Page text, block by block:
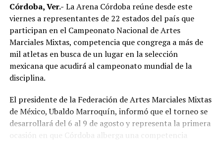
Córdoba, Ver.- La Arena Córdoba reúne desde este
viernes a representantes de 22 estados del país que
participan en el Campeonato Nacional de Artes
Marciales Mixtas, competencia que congrega a más de
mil atletas en busca de un lugar en la selección
mexicana que acudirá al campeonato mundial de la
disciplina.
El presidente de la Federación de Artes Marciales Mixtas
de México, Ubaldo Marroquín, informó que el torneo se
desarrollará del 6 al 9 de agosto y representa la primera
ocasión en que Córdoba alberga una competencia